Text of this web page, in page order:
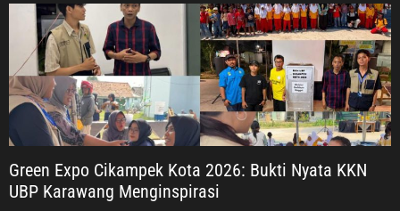
Green Expo Cikampek Kota 2026: Bukti Nyata KKN
UBP Karawang Menginspirasi